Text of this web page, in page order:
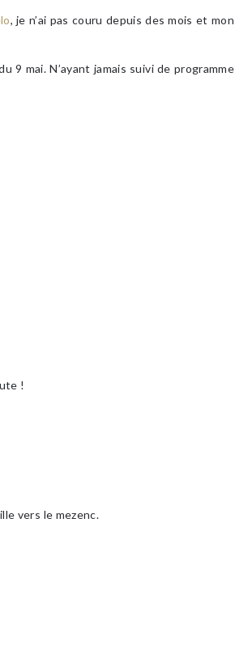
, je n’ai pas couru depuis des mois et mon
9 mai. N’ayant jamais suivi de programme
!
vers le mezenc.